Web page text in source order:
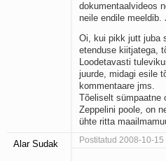
dokumentaalvideos
neile endile meeldib.
Oi, kui pikk jutt juba
etenduse kiitjatega,
Loodetavasti
juurde, midagi esile
kommentaare jms.
Tõeliselt sümpaatne
Zeppelini poole, on
ühte ritta
Alar Sudak Postitatud 2008-10-